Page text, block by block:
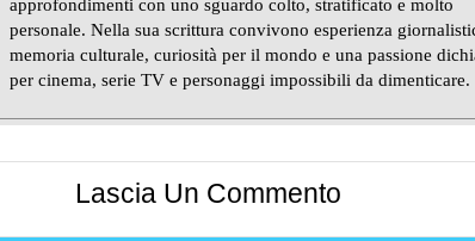
approfondimenti con uno sguardo colto, stratificato e molto
personale. Nella sua scrittura convivono esperienza
memoria culturale, curiosità per il mondo e una passione
per cinema, serie TV e personaggi impossibili da dimenticare.
Lascia Un Commento